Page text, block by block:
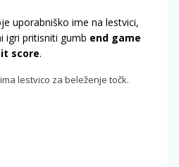
uporabniško ime na lestvici,
igri pritisniti gumb end game
score.
lestvico za beleženje točk.